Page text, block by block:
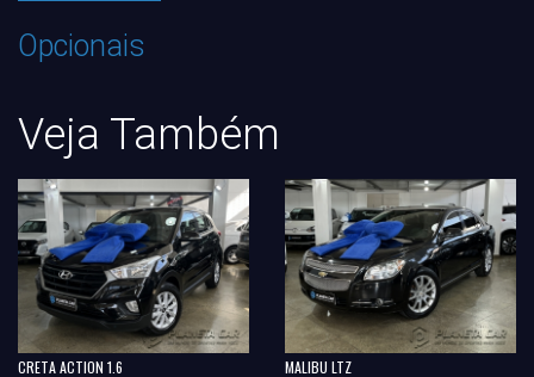
Opcionais
Veja Também
CRETA ACTION 1.6 MALIBU LTZ